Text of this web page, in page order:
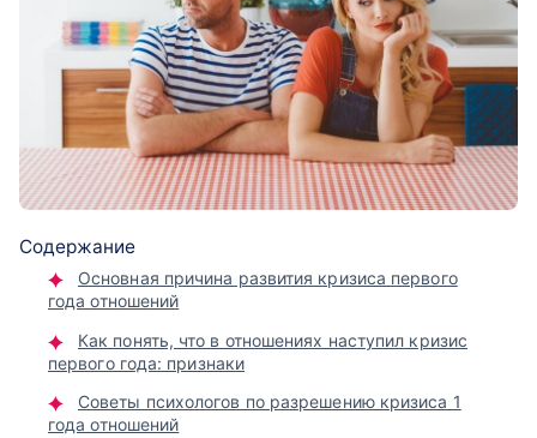
Содержание
Основная причина развития кризиса первого
года отношений
Как понять, что в отношениях наступил кризис
первого года: признаки
Советы психологов по разрешению кризиса 1
года отношений